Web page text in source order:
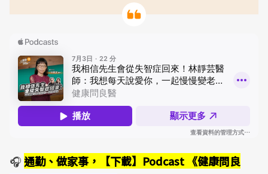
🎧通勤、做家事，【下載】Podcast 《健康問良